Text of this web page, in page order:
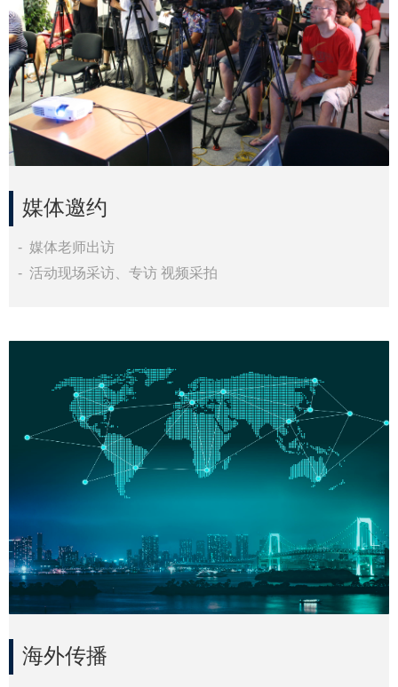
- 媒体老师出访
- 活动现场采访、专访 视频采拍
媒体邀约
海外传播